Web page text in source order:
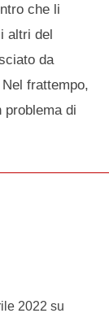
che li
altri del
da
frattempo,
problema di
2022 su